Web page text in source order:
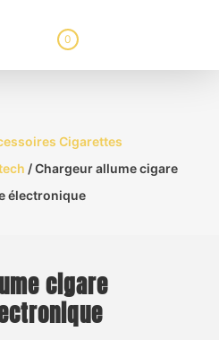
0
Cigarettes
/ Chargeur allume cigare
électronique
cigare